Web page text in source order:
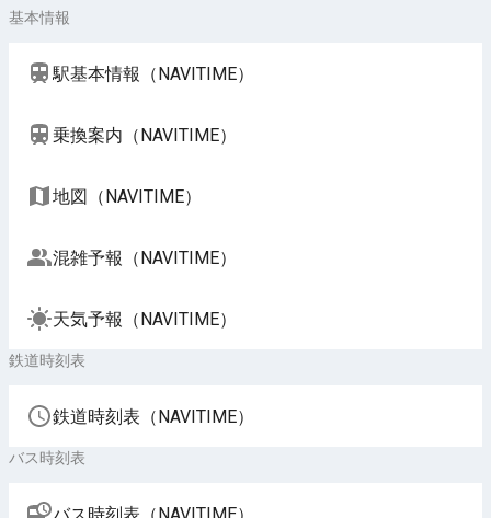
基本情報
駅基本情報（NAVITIME）
乗換案内（NAVITIME）
地図（NAVITIME）
混雑予報（NAVITIME）
天気予報（NAVITIME）
鉄道時刻表
鉄道時刻表（NAVITIME）
バス時刻表
バス時刻表（NAVITIME）